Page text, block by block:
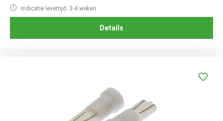
Indicatie levertijd: 3-4 weken
Details